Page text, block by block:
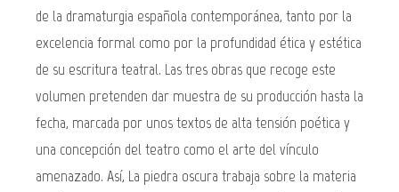
de la dramaturgia española contemporánea, tanto por la
excelencia formal como por la profundidad ética y estética
de su escritura teatral. Las tres obras que recoge este
volumen pretenden dar muestra de su producción hasta la
fecha, marcada por unos textos de alta tensión poética y
una concepción del teatro como el arte del vínculo
amenazado. Así, La piedra oscura trabaja sobre la materia